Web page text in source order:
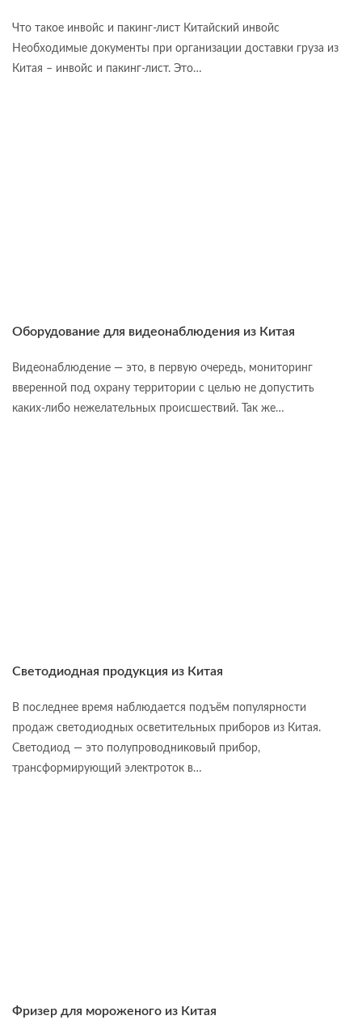
Что такое инвойс и пакинг-лист Китайский инвойс
Необходимые документы при организации доставки груза из
Китая – инвойс и пакинг-лист. Это…
Оборудование для видеонаблюдения из Китая
Видеонаблюдение — это, в первую очередь, мониторинг
вверенной под охрану территории с целью не допустить
каких-либо нежелательных происшествий. Так же…
Светодиодная продукция из Китая
В последнее время наблюдается подъём популярности
продаж светодиодных осветительных приборов из Китая.
Светодиод — это полупроводниковый прибор,
трансформирующий электроток в…
Фризер для мороженого из Китая